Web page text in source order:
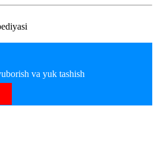
va yuk tashish